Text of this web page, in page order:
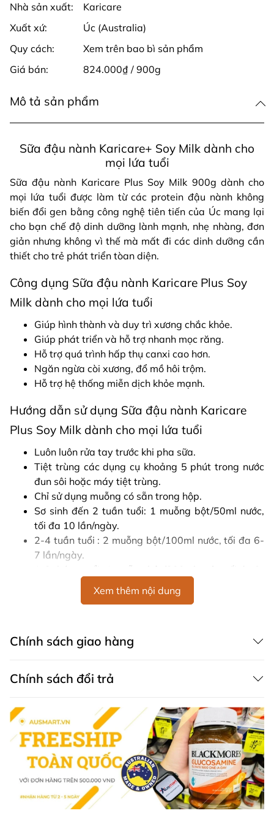
Nhà sản xuất:
Karicare
Xuất xứ:
Úc (Australia)
Quy cách:
Xem trên bao bì sản phẩm
Giá bán:
824.000₫ / 900g
Mô tả sản phẩm
Sữa đậu nành Karicare+ Soy Milk dành cho
mọi lứa tuổi
Sữa đậu nành Karicare Plus Soy Milk 900g dành cho
mọi lứa tuổi được làm từ các protein đậu nành không
biến đổi gen bằng công nghệ tiên tiến của Úc mang lại
cho bạn chế độ dinh dưỡng lành mạnh, nhẹ nhàng, đơn
giản nhưng không vì thế mà mất đi các dinh dưỡng cần
thiết cho trẻ phát triển tòan diện.
Công dụng Sữa đậu nành Karicare Plus Soy
Milk dành cho mọi lứa tuổi
Giúp hình thành và duy trì xương chắc khỏe.
Giúp phát triển và hỗ trợ nhanh mọc răng.
Hỗ trợ quá trình hấp thụ canxi cao hơn.
Ngăn ngừa còi xương, đổ mồ hôi trộm.
Hỗ trợ hệ thống miễn dịch khỏe mạnh.
Hướng dẫn sử dụng Sữa đậu nành Karicare
Plus Soy Milk dành cho mọi lứa tuổi
Luôn luôn rửa tay trước khi pha sữa.
Tiệt trùng các dụng cụ khoảng 5 phút trong nước
đun sôi hoặc máy tiệt trùng.
Chỉ sử dụng muỗng có sẵn trong hộp.
Sơ sinh đến 2 tuần tuổi: 1 muỗng bột/50ml nước,
tối đa 10 lần/ngày.
2-4 tuần tuổi : 2 muỗng bột/100ml nước, tối đa 6-
7 lần/ngày.
1-2 tháng tuổi: 4 muỗng bột/200ml nước, tối đa 6-
7-12 tháng tuổi: 4 muỗng bột/200ml nước, tối đa
chế độ ăn uống.
Thành phần Sữa đậu nành Karicare Plus Soy
Xi-rô glucose khô, dầu thực vật (chứa đậu nành, chất
nhũ hóa (lecithin đậu nành)), phân lập protein đậu nành,
chất chống oxy hóa (axit citric), L-methionine, choline
clorua, taurine, inositol, L-Carnitine. Canxi, kali, phốt
pho, clorua, natri, magiê, sắt, kẽm, đồng, mangan, iốt,
selen. Vitamin (A, 131, B2, B3, B5, B5, B12, C, Da, E, 1
(1), axit folic, biotin.
Xem thêm nội dung
Chính sách giao hàng
Chính sách đổi trả